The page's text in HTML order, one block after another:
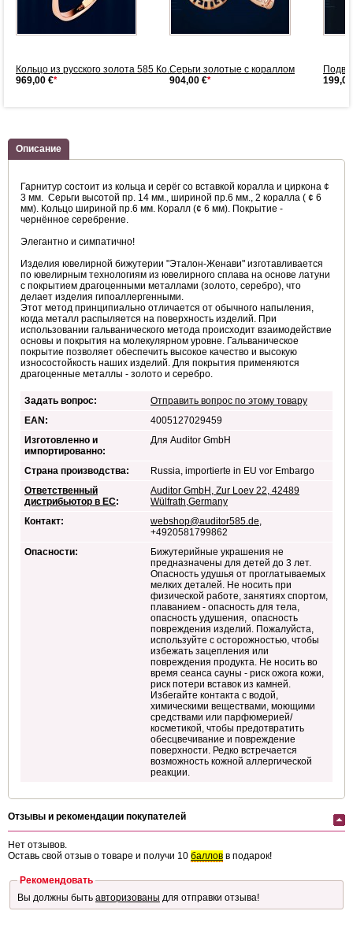
Кольцо из русского золота 585 Ко...
969,00 €*
Серьги золотые с кораллом
904,00 €*
Описание
Гарнитур состоит из кольца и серёг со вставкой коралла и циркона ¢
3 мм. Серьги высотой пр. 14 мм., шириной пр.6 мм., 2 коралла ( ¢ 6
мм). Кольцо шириной пр.6 мм. Коралл (¢ 6 мм). Покрытие -
чернённое серебрение.
Элегантно и симпатично!
Изделия ювелирной бижутерии "Эталон-Женави" изготавливается
по ювелирным технологиям из ювелирного сплава на основе латуни
с покрытием драгоценными металлами (золото, серебро), что
делает изделия гипоаллергенными.
Этот метод принципиально отличается от обычного напыления,
когда металл распыляется на поверхность изделий. При
использовании гальванического метода происходит взаимодействие
основы и покрытия на молекулярном уровне. Гальваническое
покрытие позволяет обеспечить высокое качество и высокую
износостойкость наших изделий. Для покрытия применяются
драгоценные металлы - золото и серебро.
Задать вопрос:
Отправить вопрос по этому товару
EAN:
4005127029459
Изготовленно и
импортированно:
Для Auditor GmbH
Страна производства:
Russia, importierte in EU vor Embargo
Ответственный
дистрибьютор в ЕС:
Auditor GmbH, Zur Loev 22, 42489
Wülfrath,Germany
Контакт:
webshop@auditor585.de,
+4920581799862
Опасности:
Бижутерийные украшения не
предназначены для детей до 3 лет.
Опасность удушья от проглатываемых
мелких деталей. Не носить при
физической работе, занятиях спортом,
плаванием - опасность для тела,
опасность удушения, опасность
повреждения изделий. Пожалуйста,
используйте с осторожностью, чтобы
избежать зацепления или
повреждения продукта. Не носить во
время сеанса сауны - риск ожога кожи,
риск потери вставок из камней.
Избегайте контакта с водой,
химическими веществами, моющими
средствами или парфюмерией/
косметикой, чтобы предотвратить
обесцвечивание и повреждение
поверхности. Редко встречается
возможность кожной аллергической
реакции.
Отзывы и рекомендации покупателей
Нет отзывов.
Оставь свой отзыв о товаре и получи 10 баллов в подарок!
Рекомендовать
Вы должны быть авторизованы для отправки отзыва!